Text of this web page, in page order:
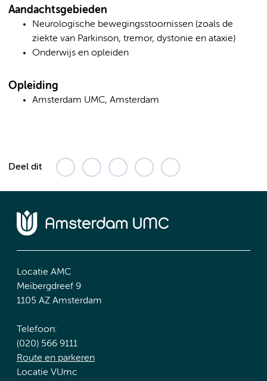
Aandachtsgebieden
Neurologische bewegingsstoornissen (zoals de
ziekte van Parkinson, tremor, dystonie en ataxie)
Onderwijs en opleiden
Opleiding
Amsterdam UMC, Amsterdam
Deel dit
Locatie AMC
Meibergdreef 9
1105 AZ Amsterdam
Telefoon:
(020) 566 9111
Route en parkeren
Locatie VUmc